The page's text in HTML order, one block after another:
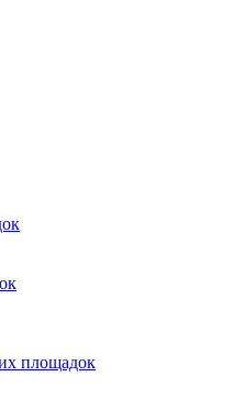
площадок